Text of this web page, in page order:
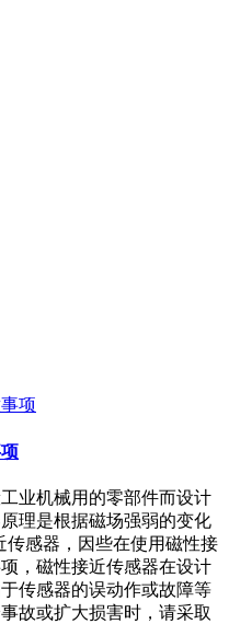
业机械用的零部件而设计
理是根据磁场强弱的变化
传感器，因些在使用磁性接
，磁性接近传感器在设计
传感器的误动作或故障等
故或扩大损害时，请采取